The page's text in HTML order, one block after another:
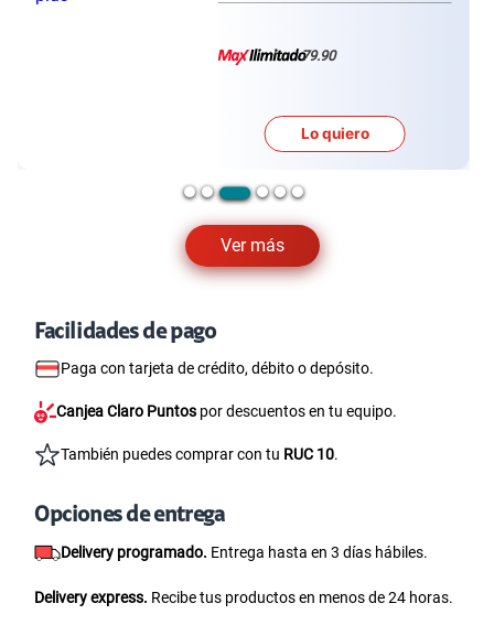
Ver más
79.90
Lo quiero
Facilidades de pago
Paga con tarjeta de crédito, débito o depósito.
Canjea Claro Puntos por descuentos en tu equipo.
También puedes comprar con tu RUC 10.
Opciones de entrega
Delivery programado. Entrega hasta en 3 días hábiles.
Delivery express. Recibe tus productos en menos de 24 horas.